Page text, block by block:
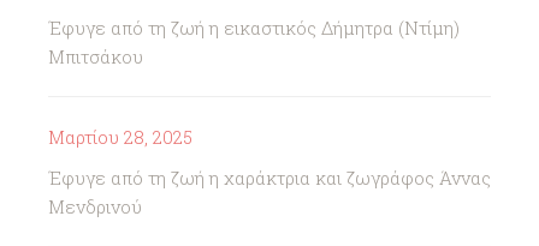
Έφυγε από τη ζωή η εικαστικός Δήμητρα (Ντίμη)
Μπιτσάκου
Μαρτίου 28, 2025
Έφυγε από τη ζωή η χαράκτρια και ζωγράφος Άννας
Μενδρινού